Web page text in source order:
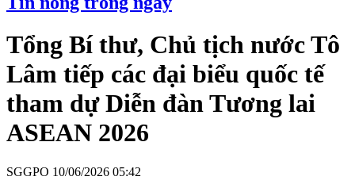
Tổng Bí thư, Chủ tịch nước Tô
Lâm tiếp các đại biểu quốc tế
tham dự Diễn đàn Tương lai
ASEAN 2026
SGGPO 10/06/2026 05:42